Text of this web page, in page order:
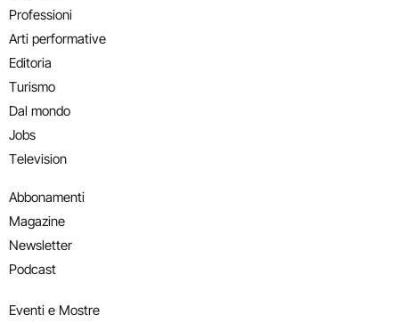
Professioni
Arti performative
Editoria
Turismo
Dal mondo
Jobs
Television
Abbonamenti
Magazine
Newsletter
Podcast
Eventi e Mostre